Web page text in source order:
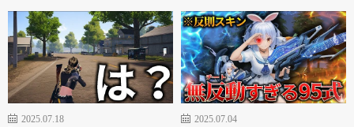
2025.07.18
2025.07.04